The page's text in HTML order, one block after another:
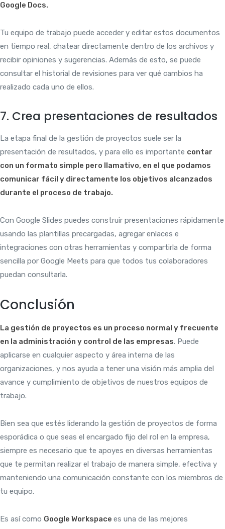
Google Docs.
Tu equipo de trabajo puede acceder y editar estos documentos
en tiempo real, chatear directamente dentro de los archivos y
recibir opiniones y sugerencias. Además de esto, se puede
consultar el historial de revisiones para ver qué cambios ha
realizado cada uno de ellos.
7. Crea presentaciones de resultados
La etapa final de la gestión de proyectos suele ser la
presentación de resultados, y para ello es importante contar
con un formato simple pero llamativo, en el que podamos
comunicar fácil y directamente los objetivos alcanzados
durante el proceso de trabajo.
Con Google Slides puedes construir presentaciones rápidamente
usando las plantillas precargadas, agregar enlaces e
integraciones con otras herramientas y compartirla de forma
sencilla por Google Meets para que todos tus colaboradores
puedan consultarla.
Conclusión
La gestión de proyectos es un proceso normal y frecuente
en la administración y control de las empresas. Puede
aplicarse en cualquier aspecto y área interna de las
organizaciones, y nos ayuda a tener una visión más amplia del
avance y cumplimiento de objetivos de nuestros equipos de
trabajo.
Bien sea que estés liderando la gestión de proyectos de forma
esporádica o que seas el encargado fijo del rol en la empresa,
siempre es necesario que te apoyes en diversas herramientas
que te permitan realizar el trabajo de manera simple, efectiva y
manteniendo una comunicación constante con los miembros de
tu equipo.
Es así como Google Workspace es una de las mejores